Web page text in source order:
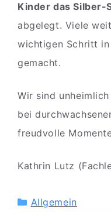
Kinder das Silber-
abgelegt. Viele
wichtigen Schritt
gemacht.
Wir sind
bei
freudvolle
Kathrin Lutz
Kategorien
Allgemein